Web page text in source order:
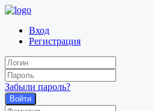
Вход
Регистрация
Забыли пароль?
Войти